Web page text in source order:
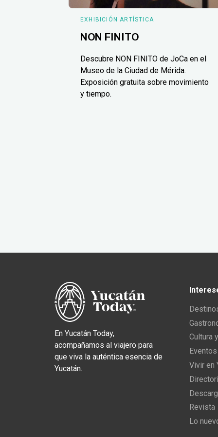
EXHIBICIÓN ARTÍSTICA
NON FINITO
Descubre NON FINITO de JoCa en el
Museo de la Ciudad de Mérida.
Exposición gratuita sobre movimiento
y tiempo.
En Yucatán Today,
acompañamos al viajero para
que viva la auténtica esencia de
Yucatán.
Cultura
Vivir en
Revista
Lo